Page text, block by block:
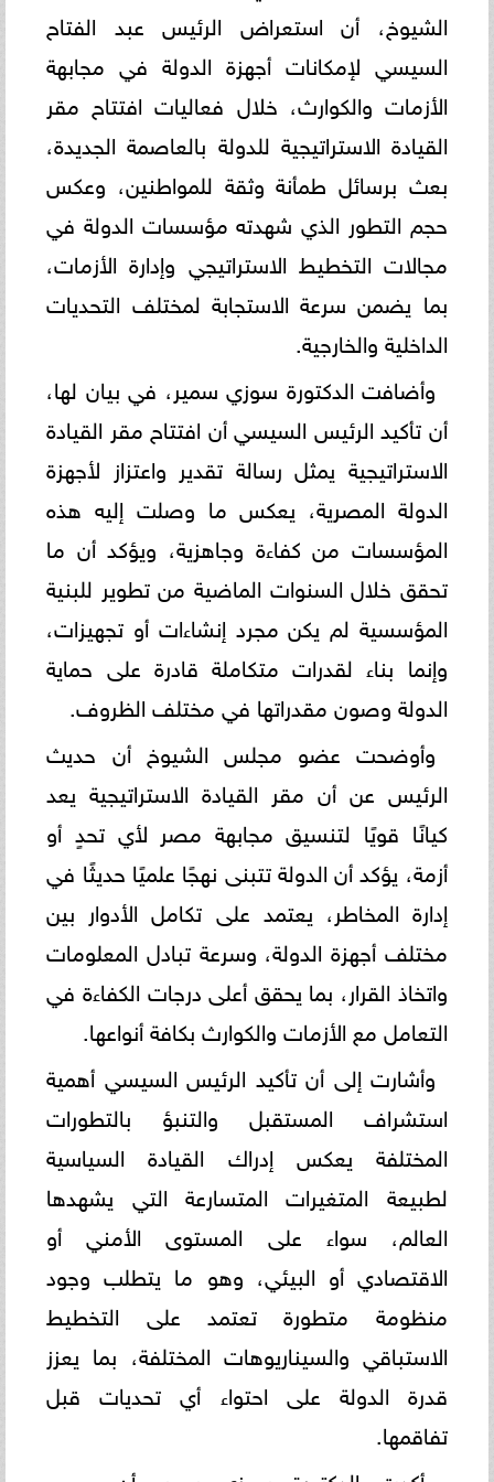
الشيوخ، أن استعراض الرئيس عبد الفتاح
السيسي لإمكانات أجهزة الدولة في مجابهة
الأزمات والكوارث، خلال فعاليات افتتاح مقر
القيادة الاستراتيجية للدولة بالعاصمة الجديدة،
بعث برسائل طمأنة وثقة للمواطنين، وعكس
حجم التطور الذي شهدته مؤسسات الدولة في
مجالات التخطيط الاستراتيجي وإدارة الأزمات،
بما يضمن سرعة الاستجابة لمختلف التحديات
الداخلية والخارجية.
وأضافت الدكتورة سوزي سمير، في بيان لها،
أن تأكيد الرئيس السيسي أن افتتاح مقر القيادة
الاستراتيجية يمثل رسالة تقدير واعتزاز لأجهزة
الدولة المصرية، يعكس ما وصلت إليه هذه
المؤسسات من كفاءة وجاهزية، ويؤكد أن ما
تحقق خلال السنوات الماضية من تطوير للبنية
المؤسسية لم يكن مجرد إنشاءات أو تجهيزات،
وإنما بناء لقدرات متكاملة قادرة على حماية
الدولة وصون مقدراتها في مختلف الظروف.
وأوضحت عضو مجلس الشيوخ أن حديث
الرئيس عن أن مقر القيادة الاستراتيجية يعد
كيانًا قويًا لتنسيق مجابهة مصر لأي تحدٍ أو
أزمة، يؤكد أن الدولة تتبنى نهجًا علميًا حديثًا في
إدارة المخاطر، يعتمد على تكامل الأدوار بين
مختلف أجهزة الدولة، وسرعة تبادل المعلومات
واتخاذ القرار، بما يحقق أعلى درجات الكفاءة في
التعامل مع الأزمات والكوارث بكافة أنواعها.
وأشارت إلى أن تأكيد الرئيس السيسي أهمية
استشراف المستقبل والتنبؤ بالتطورات
المختلفة يعكس إدراك القيادة السياسية
لطبيعة المتغيرات المتسارعة التي يشهدها
العالم، سواء على المستوى الأمني أو
الاقتصادي أو البيئي، وهو ما يتطلب وجود
منظومة متطورة تعتمد على التخطيط
الاستباقي والسيناريوهات المختلفة، بما يعزز
قدرة الدولة على احتواء أي تحديات قبل
تفاقمها.